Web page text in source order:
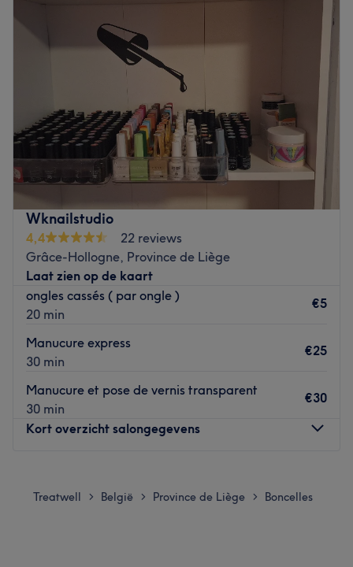
Donderdag
Gesloten
L'institut Mia Beauté est situé à Tilff, en région liégeoise,
à proximité du Sart Tilman. Une large gamme de soins
est disponible: extensions de cils, massages, soins des
mains et des pieds, soins du visages et du corps. Marie,
souriante et pétillante, se fera un plaisir de vous
conseiller et d'adapter les soins en fonction de votre type
de peau: peau sensible, grasse, peau de type africain...
L'institut est facilement accessible et des places de
parking gratuites sont disponibles juste à côté.
Go to venue
Wknailstudio
4,4
22 reviews
Grâce-Hollogne, Province de Liège
Laat zien op de kaart
ongles cassés ( par ongle )
20 min
€5
Manucure express
30 min
€25
Manucure et pose de vernis transparent
30 min
€30
Kort overzicht salongegevens
Dinsdag
Gesloten
Treatwell > België > Province de Liège > Boncelles